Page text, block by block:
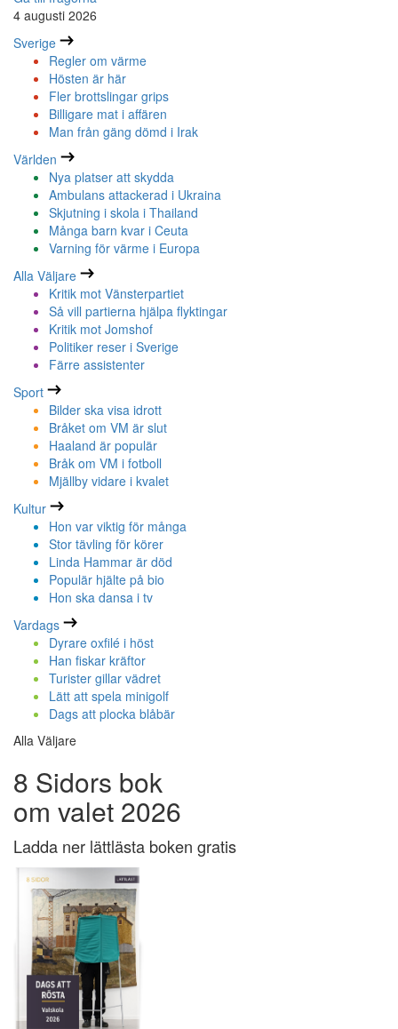
4 augusti 2026
Sverige
Regler om värme
Hösten är här
Fler brottslingar grips
Billigare mat i affären
Man från gäng dömd i Irak
Världen
Nya platser att skydda
Ambulans attackerad i Ukraina
Skjutning i skola i Thailand
Många barn kvar i Ceuta
Varning för värme i Europa
Alla Väljare
Kritik mot Vänsterpartiet
Så vill partierna hjälpa flyktingar
Kritik mot Jomshof
Politiker reser i Sverige
Färre assistenter
Sport
Bilder ska visa idrott
Bråket om VM är slut
Haaland är populär
Bråk om VM i fotboll
Mjällby vidare i kvalet
Kultur
Hon var viktig för många
Stor tävling för körer
Linda Hammar är död
Populär hjälte på bio
Hon ska dansa i tv
Vardags
Dyrare oxfilé i höst
Han fiskar kräftor
Turister gillar vädret
Lätt att spela minigolf
Dags att plocka blåbär
Alla Väljare
8 Sidors bok
om valet 2026
Ladda ner lättlästa boken gratis